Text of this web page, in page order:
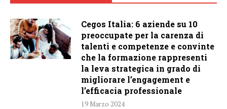
Cegos Italia: 6 aziende su 10
preoccupate per la carenza di
talenti e competenze e convinte
che la formazione rappresenti
la leva strategica in grado di
migliorare l’engagement e
l’efficacia professionale
19 Marzo 2024